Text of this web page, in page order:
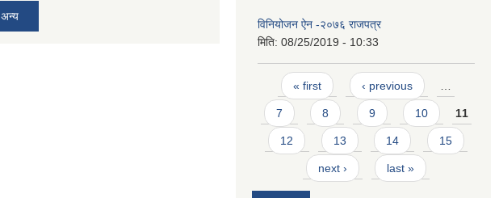
अन्य
विनियोजन ऐन -२०७६ राजपत्र
मिति: 08/25/2019 - 10:33
Pages
« first ‹ previous …
7 8 9 10 11
12 13 14 15
next › last »